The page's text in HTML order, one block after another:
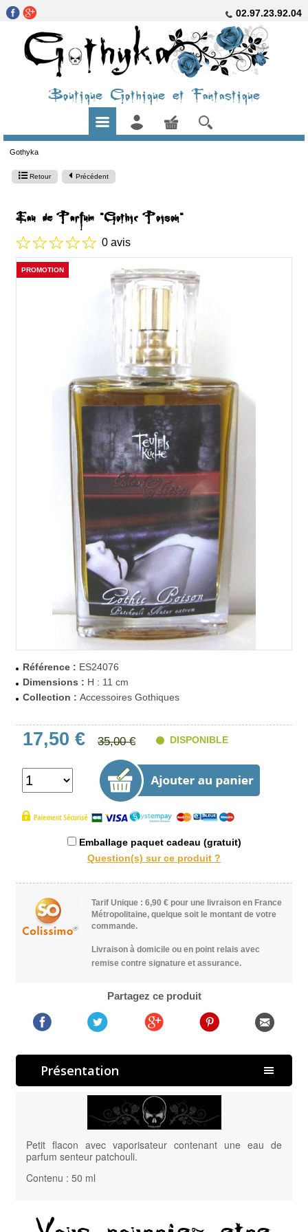
02.97.23.92.04
Boutique Gothique et Fantastique
Gothyka
Retour Précédent
Eau de Parfum "Gothic Poison"
0 avis
PROMOTION
Référence : ES24076
Dimensions : H : 11 cm
Collection : Accessoires Gothiques
17,50 € 35,00 € DISPONIBLE
Emballage paquet cadeau (gratuit)
Tarif Unique : 6,90 € pour une livraison en France
Métropolitaine, quelque soit le montant de votre
commande.
Livraison à domicile ou en point relais avec
remise contre signature et assurance.
Partagez ce produit
Présentation
Petit flacon avec vaporisateur contenant une eau de
parfum senteur patchouli.
Contenu : 50 ml